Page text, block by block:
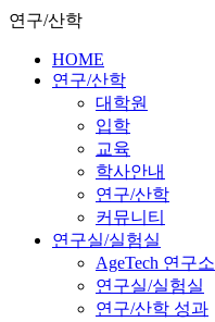
연구/산학
HOME
연구/산학
대학원
입학
교육
학사안내
연구/산학
커뮤니티
연구실/실험실
AgeTech 연구소
연구실/실험실
연구/산학 성과